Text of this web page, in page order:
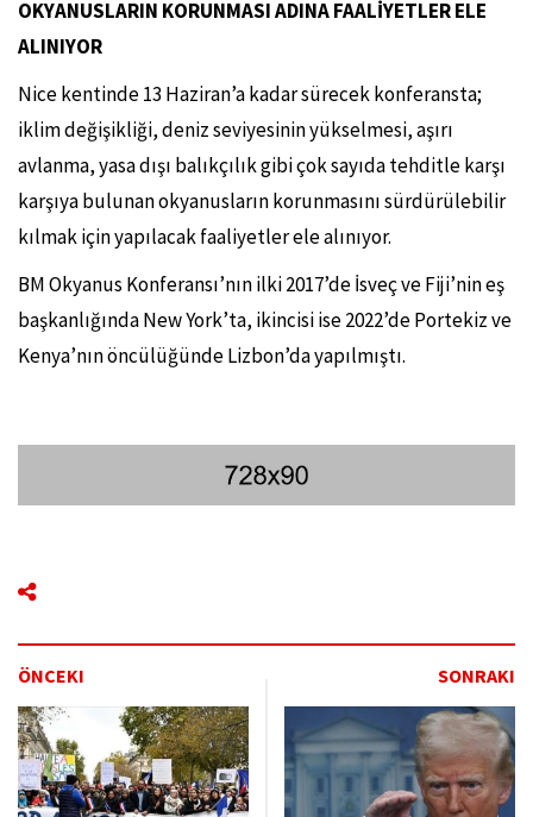
OKYANUSLARIN KORUNMASI ADINA FAALİYETLER ELE
ALINIYOR
Nice kentinde 13 Haziran’a kadar sürecek konferansta;
iklim değişikliği, deniz seviyesinin yükselmesi, aşırı
avlanma, yasa dışı balıkçılık gibi çok sayıda tehditle karşı
karşıya bulunan okyanusların korunmasını sürdürülebilir
kılmak için yapılacak faaliyetler ele alınıyor.
BM Okyanus Konferansı’nın ilki 2017’de İsveç ve Fiji’nin eş
başkanlığında New York’ta, ikincisi ise 2022’de Portekiz ve
Kenya’nın öncülüğünde Lizbon’da yapılmıştı.
ÖNCEKI SONRAKI